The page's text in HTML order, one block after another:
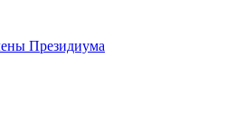
Президиума